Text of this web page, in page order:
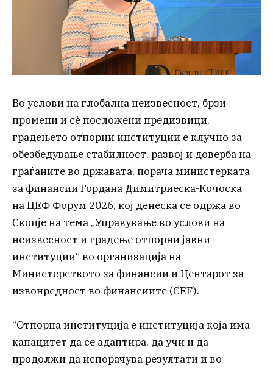
Во услови на глобална неизвесност, брзи
промени и сè посложени предизвици,
градењето отпорни институции е клучно за
обезбедување стабилност, развој и доверба на
граѓаните во државата, порача министерката
за финансии Гордана Димитриеска-Кочоска
на ЦЕФ Форум 2026, кој денеска се одржа во
Скопје на тема „Управување во услови на
неизвесност и градење отпорни јавни
институции“ во организација на
Министерството за финансии и Центарот за
извонредност во финансиите (CEF).
“Отпорна институција е институција која има
капацитет да се адаптира, да учи и да
продолжи да испорачува резултати и во